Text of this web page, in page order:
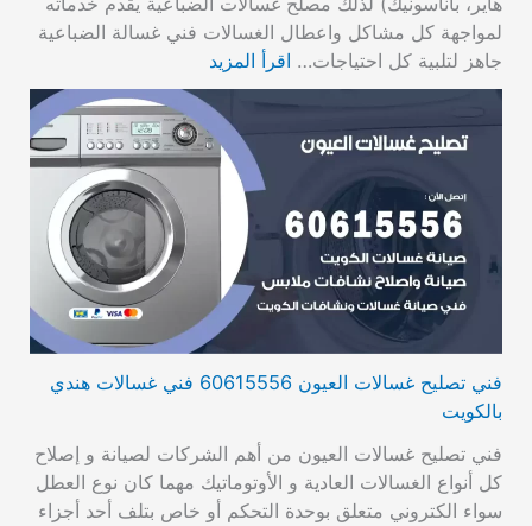
لمواجهة كل مشاكل واعطال الغسالات فني غسالة الضباعية
جاهز لتلبية كل احتياجات… اقرأ المزيد
فني تصليح غسالات العيون 60615556 فني غسالات هندي
بالكويت
فني تصليح غسالات العيون من أهم الشركات لصيانة و إصلاح
كل أنواع الغسالات العادية و الأوتوماتيك مهما كان نوع العطل
سواء الكتروني متعلق بوحدة التحكم أو خاص بتلف أحد أجزاء